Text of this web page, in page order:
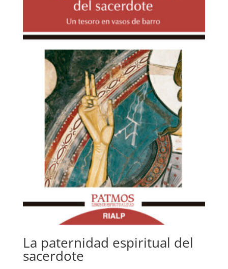
La paternidad espiritual del
sacerdote